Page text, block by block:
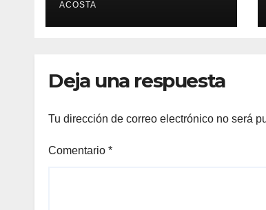
reconocimiento de
la gobernadora
ACOSTA
Deja una respuesta
Tu dirección de correo electrónico no será
Comentario *